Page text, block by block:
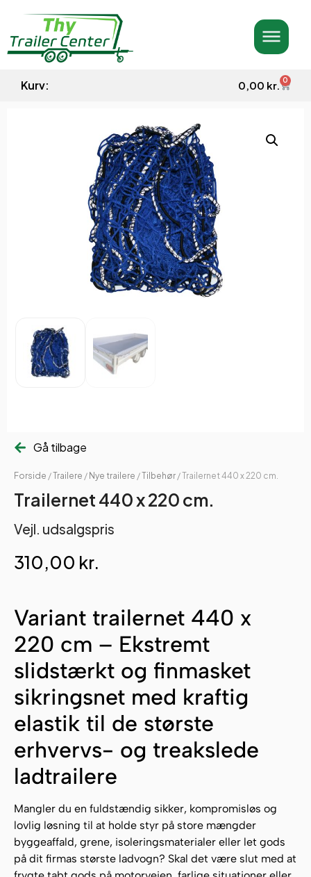
Kurv: 0,00 kr. 0
Gå tilbage
Forside /Trailere / Nye trailere /Tilbehør / Trailernet 440 x 220 cm.
Trailernet 440 x 220 cm.
Vejl. udsalgspris
310,00 kr.
Variant trailernet 440 x
220 cm – Ekstremt
slidstærkt og finmasket
sikringsnet med kraftig
elastik til de største
erhvervs- og treakslede
ladtrailere
Mangler du en fuldstændig sikker, kompromisløs og
lovlig løsning til at holde styr på store mængder
byggeaffald, grene, isoleringsmaterialer eller let gods
på dit firmas største ladvogn? Skal det være slut med at